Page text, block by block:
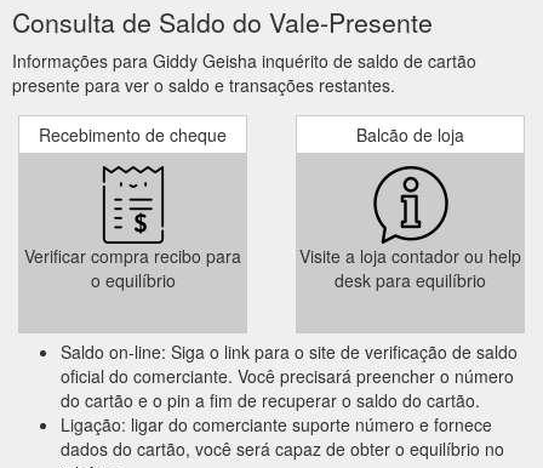
Consulta de Saldo do Vale-Presente
Informações para Giddy Geisha inquérito de saldo de cartão
presente para ver o saldo e transações restantes.
Recebimento de cheque
Verificar compra recibo para
o equilíbrio
Balcão de loja
Visite a loja contador ou help
desk para equilíbrio
Saldo on-line: Siga o link para o site de verificação de saldo
oficial do comerciante. Você precisará preencher o número
do cartão e o pin a fim de recuperar o saldo do cartão.
Ligação: ligar do comerciante suporte número e fornece
dados do cartão, você será capaz de obter o equilíbrio no